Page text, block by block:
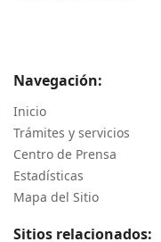
Navegación:
Inicio
Trámites y servicios
Centro de Prensa
Estadísticas
Mapa del Sitio
Sitios relacionados: